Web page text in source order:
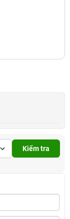
Kiểm tra